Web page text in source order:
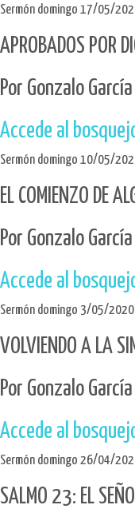
Sermón domingo 17/05/
APROBADOS POR
Por Gonzalo
Accede al
Sermón domingo 10/05/
EL COMIENZO DE
Por Gonzalo
Accede al
Sermón domingo 3/05/2020
VOLVIENDO A LA
Por Gonzalo
Accede al
Sermón domingo 26/04/
SALMO 23: EL